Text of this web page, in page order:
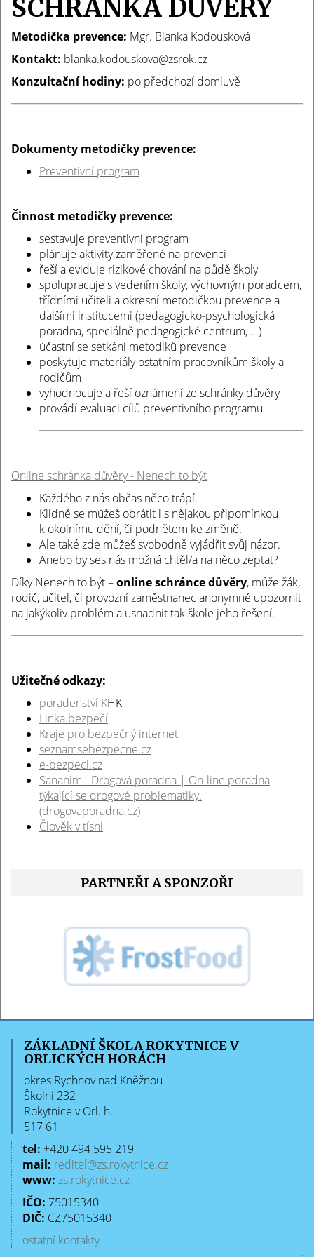
SCHRÁNKA DŮVĚRY
Metodička prevence: Mgr. Blanka Koďousková
Kontakt: blanka.kodouskova@zsrok.cz
Konzultační hodiny: po předchozí domluvě
Dokumenty metodičky prevence:
Preventivní program
Činnost metodičky prevence:
sestavuje preventivní program
plánuje aktivity zaměřené na prevenci
řeší a eviduje rizikové chování na půdě školy
spolupracuje s vedením školy, výchovným poradcem,
třídními učiteli a okresní metodičkou prevence a
dalšími institucemi (pedagogicko-psychologická
poradna, speciálně pedagogické centrum, ...)
účastní se setkání metodiků prevence
poskytuje materiály ostatním pracovníkům školy a
rodičům
vyhodnocuje a řeší oznámení ze schránky důvěry
provádí evaluaci cílů preventivního programu
Online schránka důvěry - Nenech to být
Každého z nás občas něco trápí.
Klidně se můžeš obrátit i s nějakou připomínkou
k okolnímu dění, či podnětem ke změně.
Ale také zde můžeš svobodně vyjádřit svůj názor.
Anebo by ses nás možná chtěl/a na něco zeptat?
Díky Nenech to být –online schránce důvěry, může žák,
rodič, učitel, či provozní zaměstnanec anonymně upozornit
na jakýkoliv problém a usnadnit tak škole jeho řešení.
Užitečné odkazy:
poradenství KHK
Linka bezpečí
Kraje pro bezpečný internet
seznamsebezpecne.cz
e-bezpeci.cz
Sananim - Drogová poradna | On-line poradna
týkající se drogové problematiky.
(drogovaporadna.cz)
Člověk v tísni
PARTNEŘI A SPONZOŘI
ZÁKLADNÍ ŠKOLA ROKYTNICE V
ORLICKÝCH HORÁCH
okres Rychnov nad Kněžnou
Školní 232
Rokytnice v Orl. h.
517 61
tel: +420 494 595 219
mail: reditel@zs.rokytnice.cz
www: zs.rokytnice.cz
IČO: 75015340
DIČ: CZ75015340
ostatní kontakty